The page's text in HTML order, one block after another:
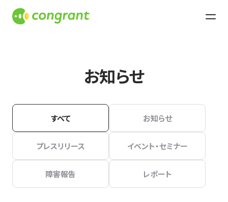
お知らせ
すべて お知らせ
プレスリリース イベント・セミナー
障害報告 レポート